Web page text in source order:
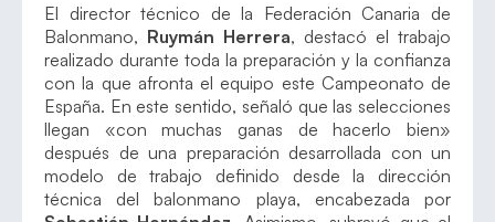
El director técnico de la Federación Canaria de
Balonmano, Ruymán Herrera, destacó el trabajo
realizado durante toda la preparación y la confianza
con la que afronta el equipo este Campeonato de
España. En este sentido, señaló que las selecciones
llegan «con muchas ganas de hacerlo bien»
después de una preparación desarrollada con un
modelo de trabajo definido desde la dirección
técnica del balonmano playa, encabezada por